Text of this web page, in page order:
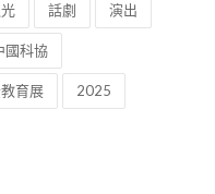
話劇 演出
國科協
育展 2025